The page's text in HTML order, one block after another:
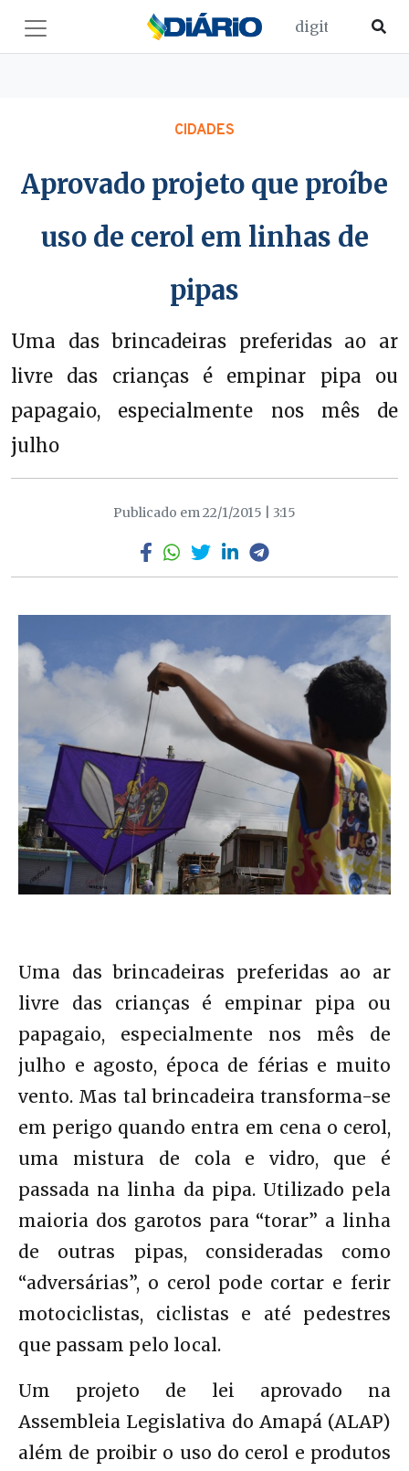
CIDADES
Aprovado projeto que proíbe
uso de cerol em linhas de
pipas
Uma das brincadeiras preferidas ao ar
livre das crianças é empinar pipa ou
papagaio, especialmente nos mês de
julho
Publicado em 22/1/2015 | 3:15
Uma das brincadeiras preferidas ao ar
livre das crianças é empinar pipa ou
papagaio, especialmente nos mês de
julho e agosto, época de férias e muito
vento. Mas tal brincadeira transforma-se
em perigo quando entra em cena o cerol,
uma mistura de cola e vidro, que é
passada na linha da pipa. Utilizado pela
maioria dos garotos para “torar” a linha
de outras pipas, consideradas como
“adversárias”, o cerol pode cortar e ferir
motociclistas, ciclistas e até pedestres
que passam pelo local.
Um projeto de lei aprovado na
Assembleia Legislativa do Amapá (ALAP)
além de proibir o uso do cerol e produtos